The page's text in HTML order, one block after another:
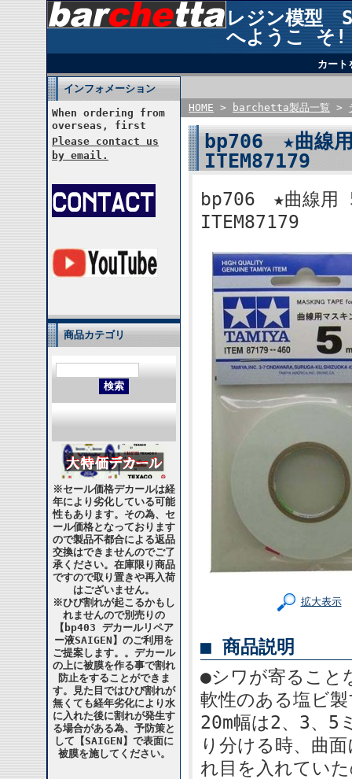
レジン模型
へようこ そ!
カート
インフォメーション
When ordering from
overseas, first
Please contact us
by email.
商品カテゴリ
※セール価格デカールは経
年により劣化している可能
性もあります。その為、セ
ール価格となっております
ので製品不都合による返品
交換はできませんのでご了
承ください。在庫限り商品
ですので取り置きや再入荷
はございません。
※ひび割れが起こるかもし
れませんので別売りの
【bp403 デカールリペア
ー液SAIGEN】のご利用を
ご提案します。。デカール
の上に被膜を作る事で割れ
防止をすることができま
す。見た目ではひび割れが
無くても経年劣化により水
に入れた後に割れが発生す
る場合がある為、予防策と
して【SAIGEN】で表面に
被膜を施してください。
HOME > barchetta製品一覧 >
bp706 ★曲線
ITEM87179
bp706 ★曲線
ITEM87179
拡大表示
■ 商品説明
●シワが寄ること
軟性のある塩ビ
20m幅は2、3、5
り分ける時、曲
れ目を入れてい